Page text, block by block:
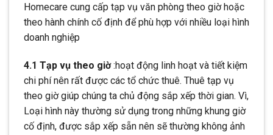
Homecare cung cấp tạp vụ văn phòng theo giờ hoặc
theo hành chính cố định để phù hợp với nhiều loại hình
doanh nghiệp
4.1 Tạp vụ theo giờ:hoạt động linh hoạt và tiết kiệm
chi phí nên rất được các tổ chức thuê. Thuê tạp vụ
theo giờ giúp chúng ta chủ động sắp xếp thời gian. Vì,
Loại hình này thường sử dụng trong những khung giờ
cố định, được sắp xếp sẵn nên sẽ thường không ảnh